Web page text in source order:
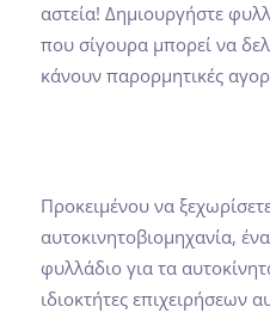
αστεία! Δημιουργήστε
που σίγουρα μπορεί να
κάνουν παρορμητικές
Προκειμένου να
αυτοκινητοβιομηχανία,
φυλλάδιο για τα
ιδιοκτήτες επιχειρήσεων